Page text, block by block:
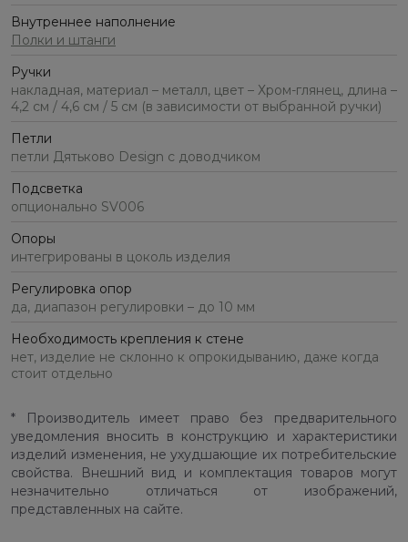
Внутреннее наполнение
Полки и штанги
Ручки
накладная, материал – металл, цвет – Хром-глянец, длина –
4,2 см / 4,6 см / 5 см (в зависимости от выбранной ручки)
Петли
петли Дятьково Design с доводчиком
Подсветка
опционально SV006
Опоры
интегрированы в цоколь изделия
Регулировка опор
да, диапазон регулировки – до 10 мм
Необходимость крепления к стене
нет, изделие не склонно к опрокидыванию, даже когда
стоит отдельно
* Производитель имеет право без предварительного
уведомления вносить в конструкцию и характеристики
изделий изменения, не ухудшающие их потребительские
свойства. Внешний вид и комплектация товаров могут
незначительно отличаться от изображений,
представленных на сайте.